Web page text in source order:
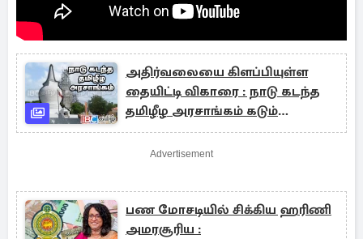
அதிர்வலையை கிளப்பியுள்ள
தையிட்டி விகாரை : நாடு கடந்த
தமிழீழ அரசாங்கம் கடும்
கண்டனம்
Advertisement
பண மோசடியில் சிக்கிய ஹரிணி
அமரசூரிய :